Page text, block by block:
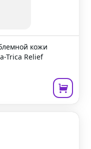
кожи
Trica Relief